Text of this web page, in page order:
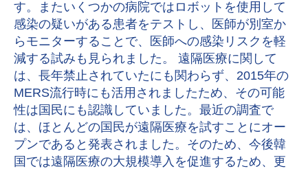
す。またいくつかの病院ではロボットを使用して
感染の疑いがある患者をテストし、医師が別室か
らモニターすることで、医師への感染リスクを軽
減する試みも見られました。 遠隔医療に関して
は、長年禁止されていたにも関わらず、2015年の
MERS流行時にも活用されましたため、その可能
性は国民にも認識していました。最近の調査で
は、ほとんどの国民が遠隔医療を試すことにオー
プンであると発表されました。そのため、今後韓
国では遠隔医療の大規模導入を促進するため、更